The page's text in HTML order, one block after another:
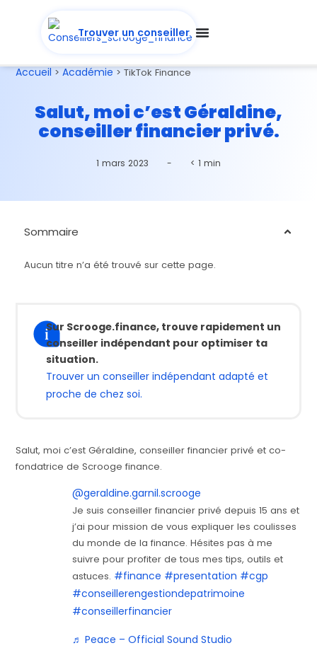
Trouver un conseiller
Accueil >Académie >TikTok Finance
Salut, moi c’est Géraldine,
conseiller financier privé.
1 mars 2023 - < 1 min
Sur Scrooge.finance, trouve rapidement un
conseiller indépendant pour optimiser ta
situation.
Trouver un conseiller indépendant adapté et
proche de chez soi.
Salut, moi c’est Géraldine, conseiller financier privé et co-
fondatrice de Scrooge finance.
@geraldine.garnil.scrooge
Je suis conseiller financier privé depuis 15 ans et
j’ai pour mission de vous expliquer les coulisses
du monde de la finance. Hésites pas à me
suivre pour profiter de tous mes tips, outils et
astuces. #finance #presentation #cgp
#conseillerengestiondepatrimoine
#conseillerfinancier
♬ Peace – Official Sound Studio
Sommaire
Aucun titre n’a été trouvé sur cette page.